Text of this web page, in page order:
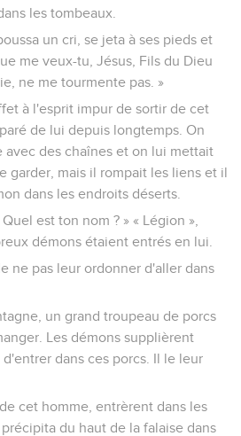
les tombeaux.
un cri, se jeta à ses pieds et
me veux-tu, Jésus, Fils du Dieu
ne me tourmente pas. »
à l'esprit impur de sortir de cet
de lui depuis longtemps. On
avec des chaînes et on lui mettait
garder, mais il rompait les liens et il
dans les endroits déserts.
est ton nom ? » « Légion »,
démons étaient entrés en lui.
ne pas leur ordonner d'aller dans
un grand troupeau de porcs
Les démons supplièrent
dans ces porcs. Il le leur
cet homme, entrèrent dans les
du haut de la falaise dans